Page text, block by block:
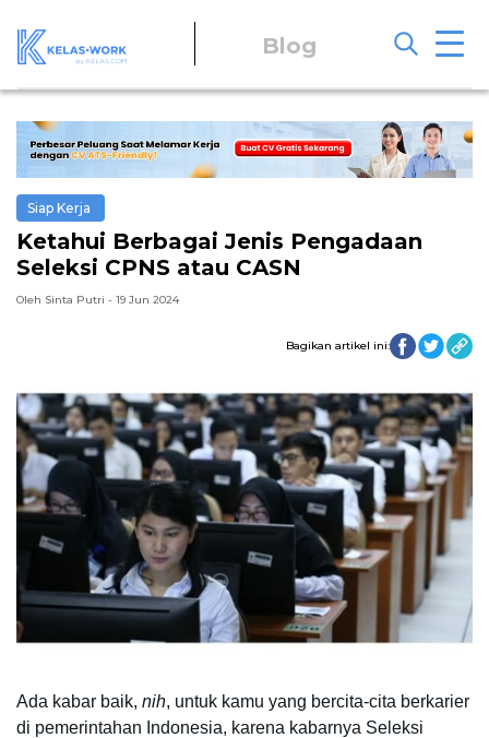
Blog
Siap Kerja
Ketahui Berbagai Jenis Pengadaan
Seleksi CPNS atau CASN
Oleh Sinta Putri - 19 Jun 2024
Bagikan artikel ini:
Ada kabar baik, nih, untuk kamu yang bercita-cita berkarier
di pemerintahan Indonesia, karena kabarnya Seleksi